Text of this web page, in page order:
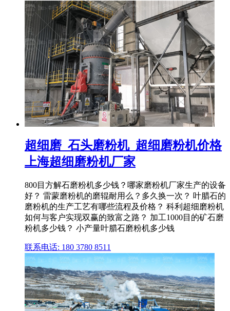
超细磨_石头磨粉机_超细磨粉机价格
上海超细磨粉机厂家
800目方解石磨粉机多少钱？哪家磨粉机厂家生产的设备
好？ 雷蒙磨粉机的磨辊耐用么？多久换一次？ 叶腊石的
磨粉机的生产工艺有哪些流程及价格？ 科利超细磨粉机
如何与客户实现双赢的致富之路？ 加工1000目的矿石磨
粉机多少钱？ 小产量叶腊石磨粉机多少钱
联系电话: 180 3780 8511